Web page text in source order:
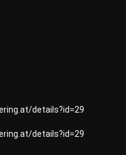
details?id=29
details?id=29